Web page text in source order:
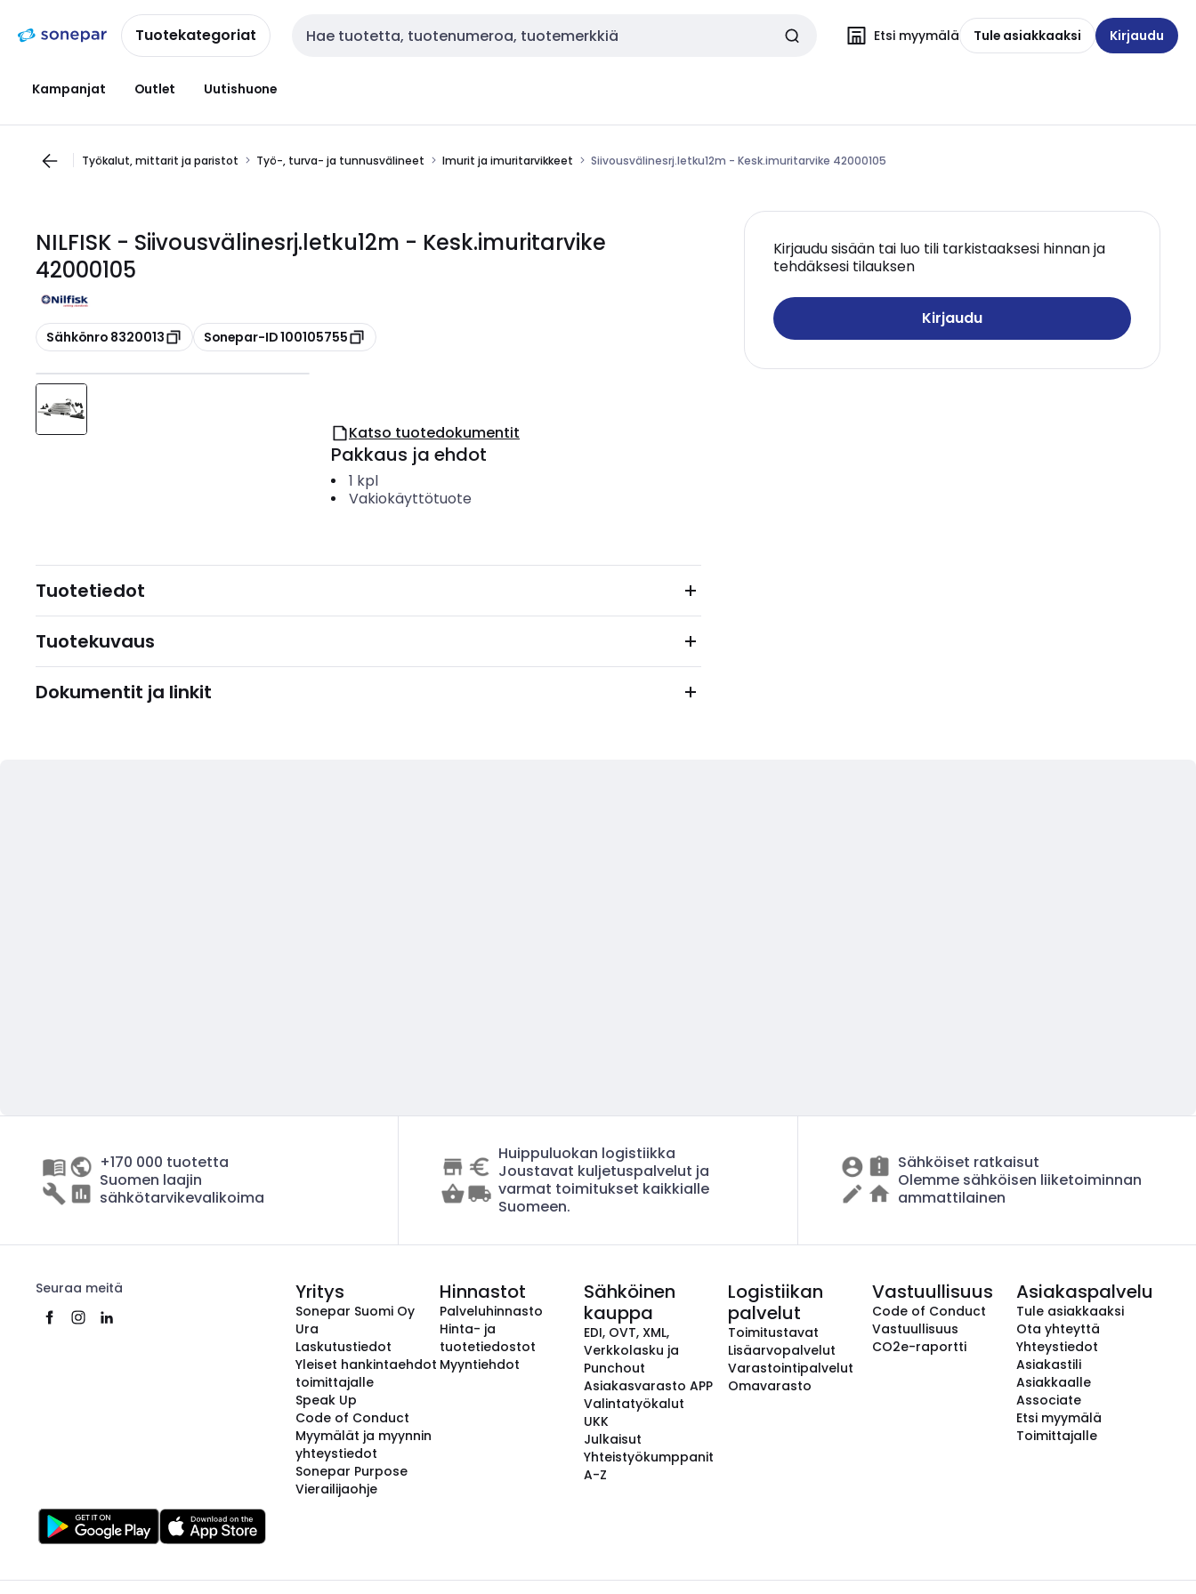
navigointiinsisältöönTuotekategoriat Haku Etsi myymälä Tule asiakkaaksi Kirjaudu
Kampanjat Outlet Uutishuone
Työkalut, mittarit ja paristot Työ-, turva- ja tunnusvälineet Imurit ja imuritarvikkeet Siivousvälinesrj.letku12m - Kesk.imuritarvike 42000105
NILFISK - Siivousvälinesrj.letku12m - Kesk.imuritarvike
42000105
Kopioi
Sähkönro 8320013 Kopioi
Sonepar-ID 100105755
Kirjaudu sisään tai luo tili tarkistaaksesi hinnan ja
tehdäksesi tilauksen
Kirjaudu
Katso tuotedokumentit
Pakkaus ja ehdot
1 kpl
Vakiokäyttötuote
Tuotetiedot
Tuotekuvaus
Dokumentit ja linkit
+170 000 tuotetta
Suomen laajin
sähkötarvikevalikoima
Huippuluokan logistiikka
Joustavat kuljetuspalvelut ja
varmat toimitukset kaikkialle
Suomeen.
Sähköiset ratkaisut
Olemme sähköisen liiketoiminnan
ammattilainen
Seuraa meitä Yritys
Sonepar Suomi Oy
Ura
Laskutustiedot
Yleiset hankintaehdot
toimittajalle
Speak Up
Code of Conduct
Myymälät ja myynnin
yhteystiedot
Sonepar Purpose
Vierailijaohje
Hinnastot
Palveluhinnasto
Hinta- ja
tuotetiedostot
Myyntiehdot
Sähköinen
kauppa
EDI, OVT, XML,
Verkkolasku ja
Punchout
Asiakasvarasto APP
Valintatyökalut
UKK
Julkaisut
Yhteistyökumppanit
A-Z
Logistiikan
palvelut
Toimitustavat
Lisäarvopalvelut
Varastointipalvelut
Omavarasto
Vastuullisuus
Code of Conduct
Vastuullisuus
CO2e-raportti
Asiakaspalvelu
Tule asiakkaaksi
Ota yhteyttä
Yhteystiedot
Asiakastili
Asiakkaalle
Associate
Etsi myymälä
Toimittajalle